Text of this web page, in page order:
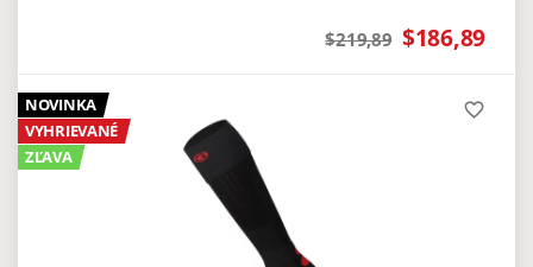
$219,89 $186,89
NOVINKA
VYHRIEVANÉ
ZĽAVA
favorite_border